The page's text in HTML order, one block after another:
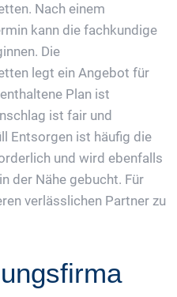
Nach einem
kann die fachkundige
Die
legt ein Angebot für
Plan ist
ist fair und
Entsorgen ist häufig die
und wird ebenfalls
der Nähe gebucht. Für
verlässlichen Partner zu